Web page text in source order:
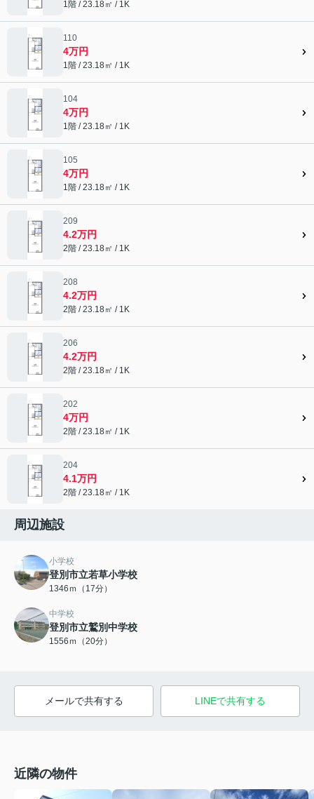
1階 / 23.18㎡ / 1K
110
4万円
1階 / 23.18㎡ / 1K
104
4万円
1階 / 23.18㎡ / 1K
105
4万円
1階 / 23.18㎡ / 1K
209
4.2万円
2階 / 23.18㎡ / 1K
208
4.2万円
2階 / 23.18㎡ / 1K
206
4.2万円
2階 / 23.18㎡ / 1K
202
4万円
2階 / 23.18㎡ / 1K
204
4.1万円
2階 / 23.18㎡ / 1K
周辺施設
小学校
登別市立若草小学校
1346ｍ（17分）
中学校
登別市立鷲別中学校
1556ｍ（20分）
メールで共有する LINEで共有する
近隣の物件